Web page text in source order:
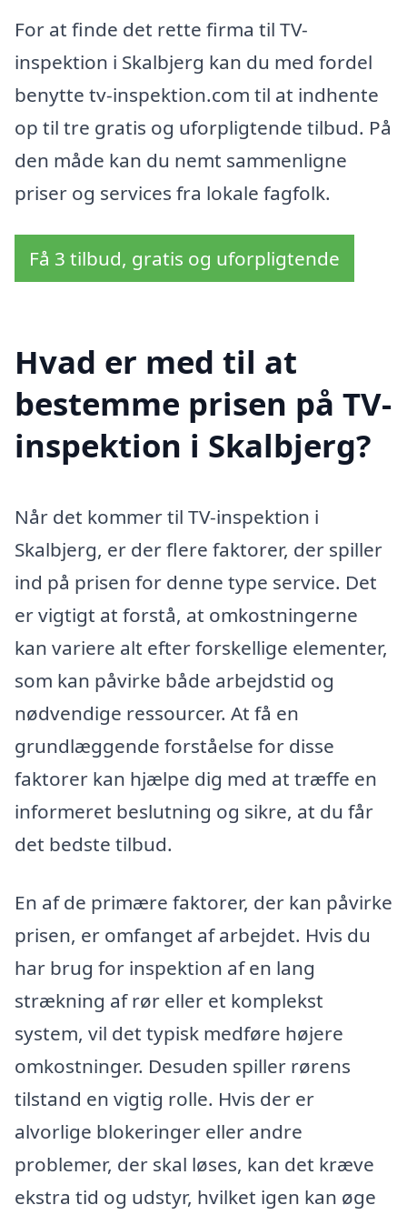
For at finde det rette firma til TV-
inspektion i Skalbjerg kan du med fordel
benytte tv-inspektion.com til at indhente
op til tre gratis og uforpligtende tilbud. På
den måde kan du nemt sammenligne
priser og services fra lokale fagfolk.
Få 3 tilbud, gratis og uforpligtende
Hvad er med til at
bestemme prisen på TV-
inspektion i Skalbjerg?
Når det kommer til TV-inspektion i
Skalbjerg, er der flere faktorer, der spiller
ind på prisen for denne type service. Det
er vigtigt at forstå, at omkostningerne
kan variere alt efter forskellige elementer,
som kan påvirke både arbejdstid og
nødvendige ressourcer. At få en
grundlæggende forståelse for disse
faktorer kan hjælpe dig med at træffe en
informeret beslutning og sikre, at du får
det bedste tilbud.
En af de primære faktorer, der kan påvirke
prisen, er omfanget af arbejdet. Hvis du
har brug for inspektion af en lang
strækning af rør eller et komplekst
system, vil det typisk medføre højere
omkostninger. Desuden spiller rørens
tilstand en vigtig rolle. Hvis der er
alvorlige blokeringer eller andre
problemer, der skal løses, kan det kræve
ekstra tid og udstyr, hvilket igen kan øge